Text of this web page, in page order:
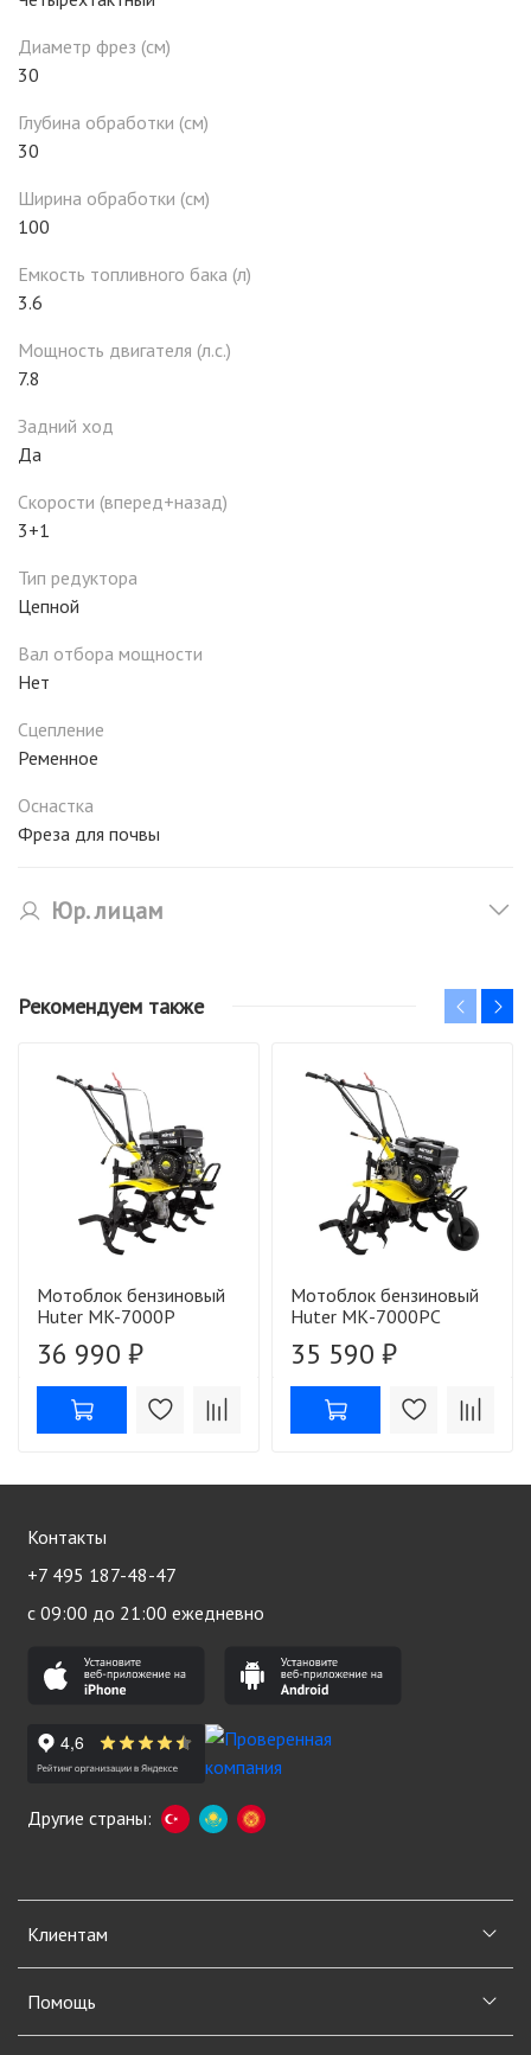
Диаметр фрез (см)
30
Глубина обработки (см)
30
Ширина обработки (см)
100
Емкость топливного бака (л)
3.6
Мощность двигателя (л.с.)
7.8
Задний ход
Да
Скорости (вперед+назад)
3+1
Тип редуктора
Цепной
Вал отбора мощности
Нет
Сцепление
Ременное
Оснастка
Фреза для почвы
Юр. лицам
Рекомендуем также
Мотоблок бензиновый
Huter MK-7000P
36 990 ₽
Мотоблок бензиновый
Huter МК-7000PС
35 590 ₽
Клиентам
Помощь
Контакты
+7 495 187-48-47
с 09:00 до 21:00 ежедневно
Другие страны: